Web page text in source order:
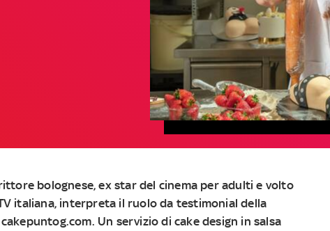
bolognese, ex star del cinema per adulti e volto
italiana, interpreta il ruolo da testimonial della
Un servizio di cake design in salsa